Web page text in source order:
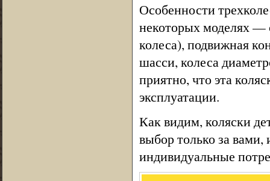
Особенности
некоторых моделях —
колеса), подвижная
шасси, колеса
приятно, что эта
эксплуатации.
Как видим, коляски
выбор только за
индивидуальные